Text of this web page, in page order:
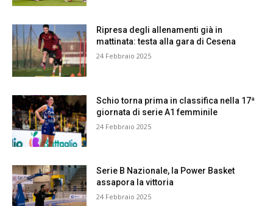
Ripresa degli allenamenti già in
mattinata: testa alla gara di Cesena
24 Febbraio 2025
Schio torna prima in classifica nella 17ª
giornata di serie A1 femminile
24 Febbraio 2025
Serie B Nazionale, la Power Basket
assapora la vittoria
24 Febbraio 2025